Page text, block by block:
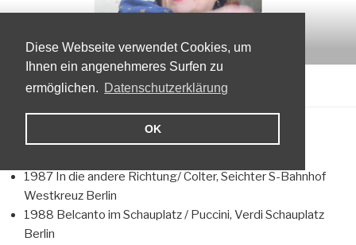
Diese Webseite verwendet Cookies, um
Ihnen ein angenehmeres Surfen zu
ermöglichen. Datenschutzerklärung
OK
springenTheatermacherin, Autorin, Schauspielerin
Menü
MEINE THEATERSTÜCKE
1987 In die andere Richtung/ Colter, Seichter S-Bahnhof
Westkreuz Berlin
1988 Belcanto im Schauplatz / Puccini, Verdi Schauplatz
Berlin